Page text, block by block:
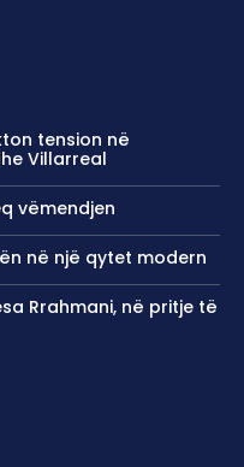
tension në
Villarreal
vëmendjen
në një qytet modern
Rrahmani, në pritje të